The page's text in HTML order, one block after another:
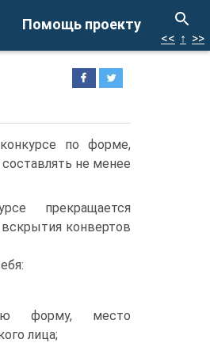
Помощь проекту
<< ↑ >>
по форме,
не менее
прекращается
конвертов
форму, место
лица;